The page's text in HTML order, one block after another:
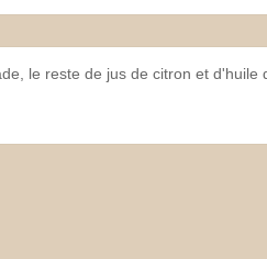
le reste de jus de citron et d'huile